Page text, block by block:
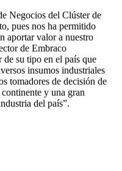
Negocios del Clúster de
pues nos ha permitido
aportar valor a nuestro
de Embraco
de su tipo en el país que
insumos industriales
tomadores de decisión de
y una gran
del país”.